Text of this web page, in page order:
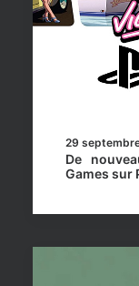
29
De
Games sur